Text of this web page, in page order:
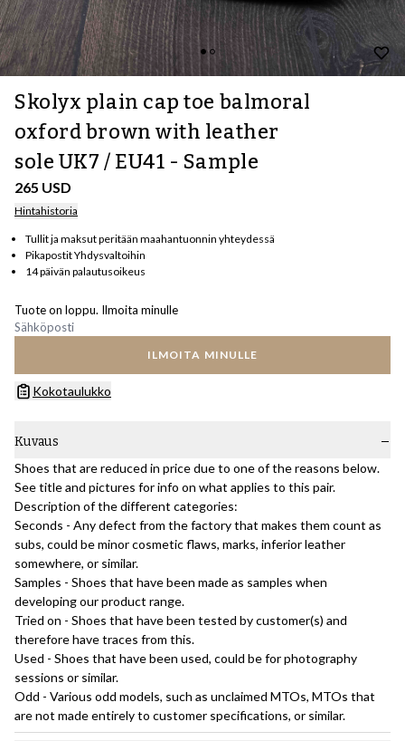
Skolyx plain cap toe balmoral
oxford brown with leather
sole UK7 / EU41 - Sample
265 USD
Hintahistoria
Tullit ja maksut peritään maahantuonnin yhteydessä
Pikapostit Yhdysvaltoihin
14 päivän palautusoikeus
Tuote on loppu. Ilmoita minulle
ILMOITA MINULLE
Kokotaulukko
Kuvaus
Shoes that are reduced in price due to one of the reasons below.
See title and pictures for info on what applies to this pair.
Description of the different categories:
Seconds - Any defect from the factory that makes them count as
subs, could be minor cosmetic flaws, marks, inferior leather
somewhere, or similar.
Samples - Shoes that have been made as samples when
developing our product range.
Tried on - Shoes that have been tested by customer(s) and
therefore have traces from this.
Used - Shoes that have been used, could be for photography
sessions or similar.
Odd - Various odd models, such as unclaimed MTOs, MTOs that
are not made entirely to customer specifications, or similar.